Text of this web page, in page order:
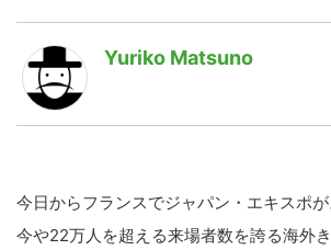
Yuriko Matsuno
今日からフランスでジャパン・エキスポが
今や22万人を超える来場者数を誇る海外
AI
Drone
[YouTube]
投資家登録